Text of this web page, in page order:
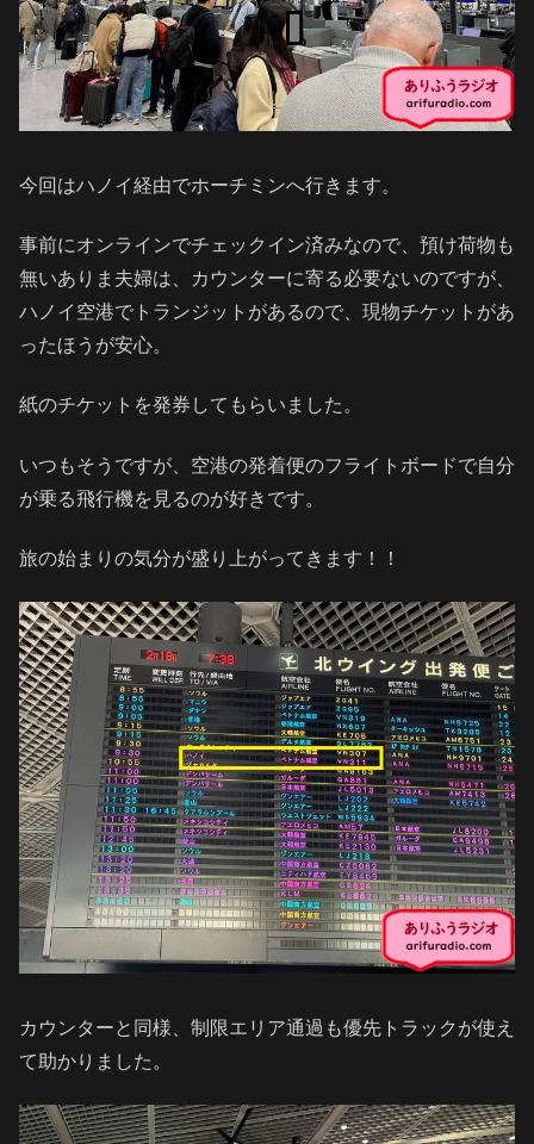
今回はハノイ経由でホーチミンへ行きます。
事前にオンラインでチェックイン済みなので、預け荷物も
無いありま夫婦は、カウンターに寄る必要ないのですが、
ハノイ空港でトランジットがあるので、現物チケットがあ
ったほうが安心。
紙のチケットを発券してもらいました。
いつもそうですが、空港の発着便のフライトボードで自分
が乗る飛行機を見るのが好きです。
旅の始まりの気分が盛り上がってきます！！
カウンターと同様、制限エリア通過も優先トラックが使え
て助かりました。